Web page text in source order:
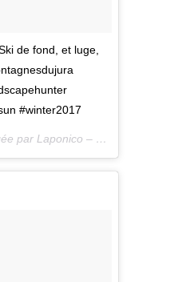
de fond, et luge,
#winter2017
Une publication partagée par Laponico – Lifestyle & Outdoor (@laponico) le